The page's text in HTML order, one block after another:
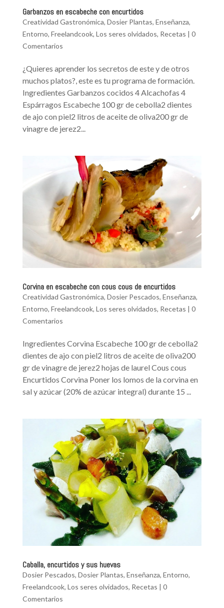
Garbanzos en escabeche con encurtidos
Creatividad Gastronómica, Dosier Plantas, Enseñanza,
Entorno, Freelandcook, Los seres olvidados, Recetas | 0
Comentarios
¿Quieres aprender los secretos de este y de otros
muchos platos?, este es tu programa de formación.
Ingredientes Garbanzos cocidos 4 Alcachofas 4
Espárragos Escabeche 100 gr de cebolla2 dientes
de ajo con piel2 litros de aceite de oliva200 gr de
vinagre de jerez2...
Corvina en escabeche con cous cous de encurtidos
Creatividad Gastronómica, Dosier Pescados, Enseñanza,
Entorno, Freelandcook, Los seres olvidados, Recetas | 0
Comentarios
Ingredientes Corvina Escabeche 100 gr de cebolla2
dientes de ajo con piel2 litros de aceite de oliva200
gr de vinagre de jerez2 hojas de laurel Cous cous
Encurtidos Corvina Poner los lomos de la corvina en
sal y azúcar (20% de azúcar integral) durante 15 ...
Caballa, encurtidos y sus huevas
Dosier Pescados, Dosier Plantas, Enseñanza, Entorno,
Freelandcook, Los seres olvidados, Recetas | 0
Comentarios